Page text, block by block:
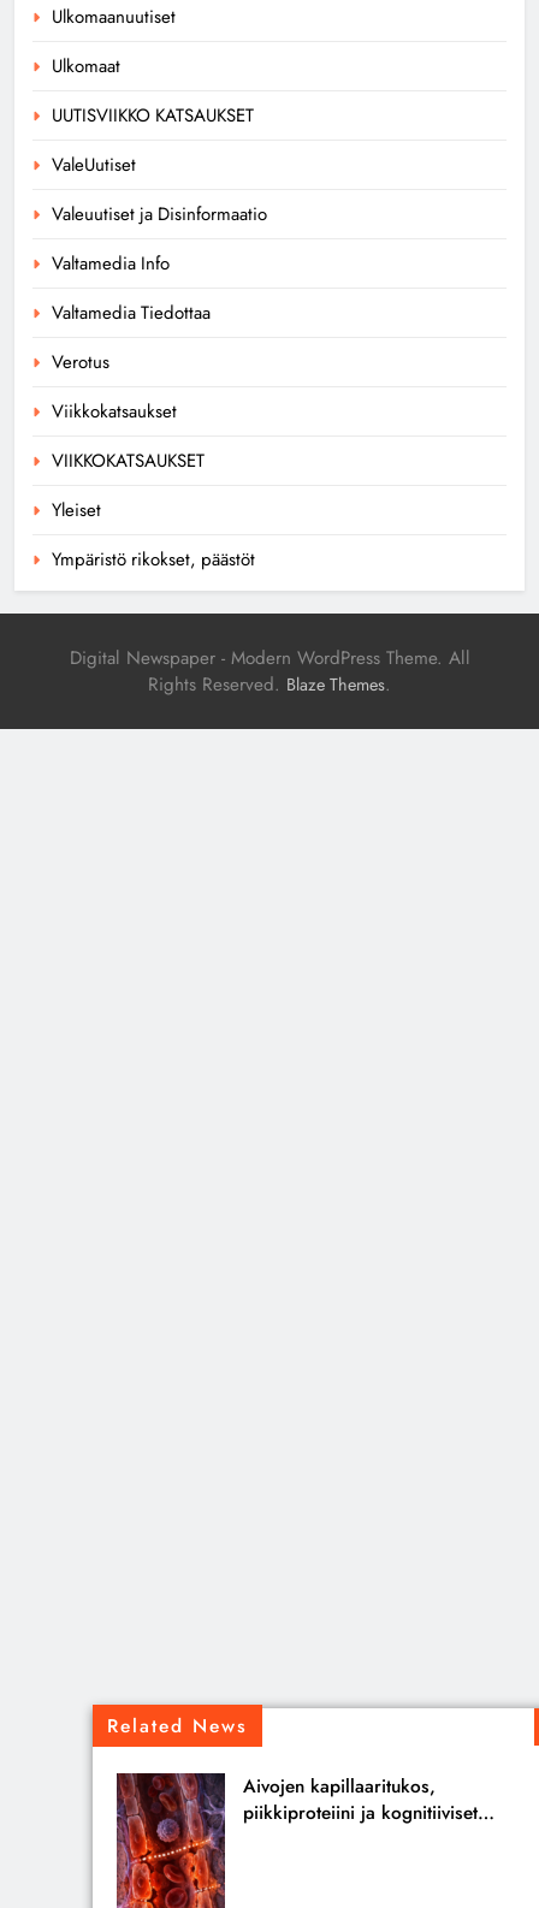
Related News
Aivojen kapillaaritukos,
piikkiproteiini ja kognitiiviset
Ulkomaanuutiset
Ulkomaat
UUTISVIIKKO KATSAUKSET
ValeUutiset
Valeuutiset ja Disinformaatio
Valtamedia Info
Valtamedia Tiedottaa
Verotus
Viikkokatsaukset
VIIKKOKATSAUKSET
Yleiset
Ympäristö rikokset, päästöt
Digital Newspaper - Modern WordPress Theme. All
Rights Reserved. Blaze Themes.